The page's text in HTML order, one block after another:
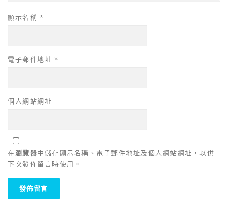
顯示名稱 *
電子郵件地址 *
個人網站網址
在瀏覽器中儲存顯示名稱、電子郵件地址及個人網站網址，以供
下次發佈留言時使用。